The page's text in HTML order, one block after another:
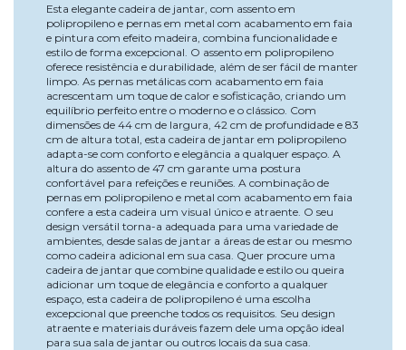
Esta elegante cadeira de jantar, com assento em
polipropileno e pernas em metal com acabamento em faia
e pintura com efeito madeira, combina funcionalidade e
estilo de forma excepcional. O assento em polipropileno
oferece resistência e durabilidade, além de ser fácil de manter
limpo. As pernas metálicas com acabamento em faia
acrescentam um toque de calor e sofisticação, criando um
equilíbrio perfeito entre o moderno e o clássico. Com
dimensões de 44 cm de largura, 42 cm de profundidade e 83
cm de altura total, esta cadeira de jantar em polipropileno
adapta-se com conforto e elegância a qualquer espaço. A
altura do assento de 47 cm garante uma postura
confortável para refeições e reuniões. A combinação de
pernas em polipropileno e metal com acabamento em faia
confere a esta cadeira um visual único e atraente. O seu
design versátil torna-a adequada para uma variedade de
ambientes, desde salas de jantar a áreas de estar ou mesmo
como cadeira adicional em sua casa. Quer procure uma
cadeira de jantar que combine qualidade e estilo ou queira
adicionar um toque de elegância e conforto a qualquer
espaço, esta cadeira de polipropileno é uma escolha
excepcional que preenche todos os requisitos. Seu design
atraente e materiais duráveis fazem dele uma opção ideal
para sua sala de jantar ou outros locais da sua casa.